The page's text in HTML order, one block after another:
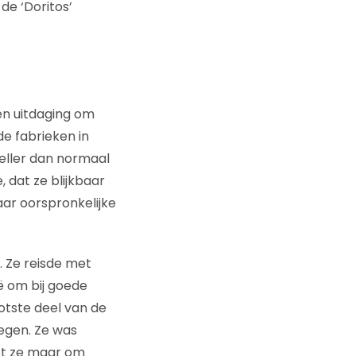
‘Doritos’
uitdaging om
fabrieken in
dan normaal
dat ze blijkbaar
oorspronkelijke
Ze reisde met
om bij goede
deel van de
Ze was
ze maar om